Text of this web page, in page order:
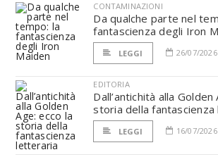
CONTAMINAZIONI
Da qualche parte nel
fantascienza degli Iron
LEGGI 26/07/2026
EDITORIA
Dall’antichità alla Golden
storia della
LEGGI 16/07/2026